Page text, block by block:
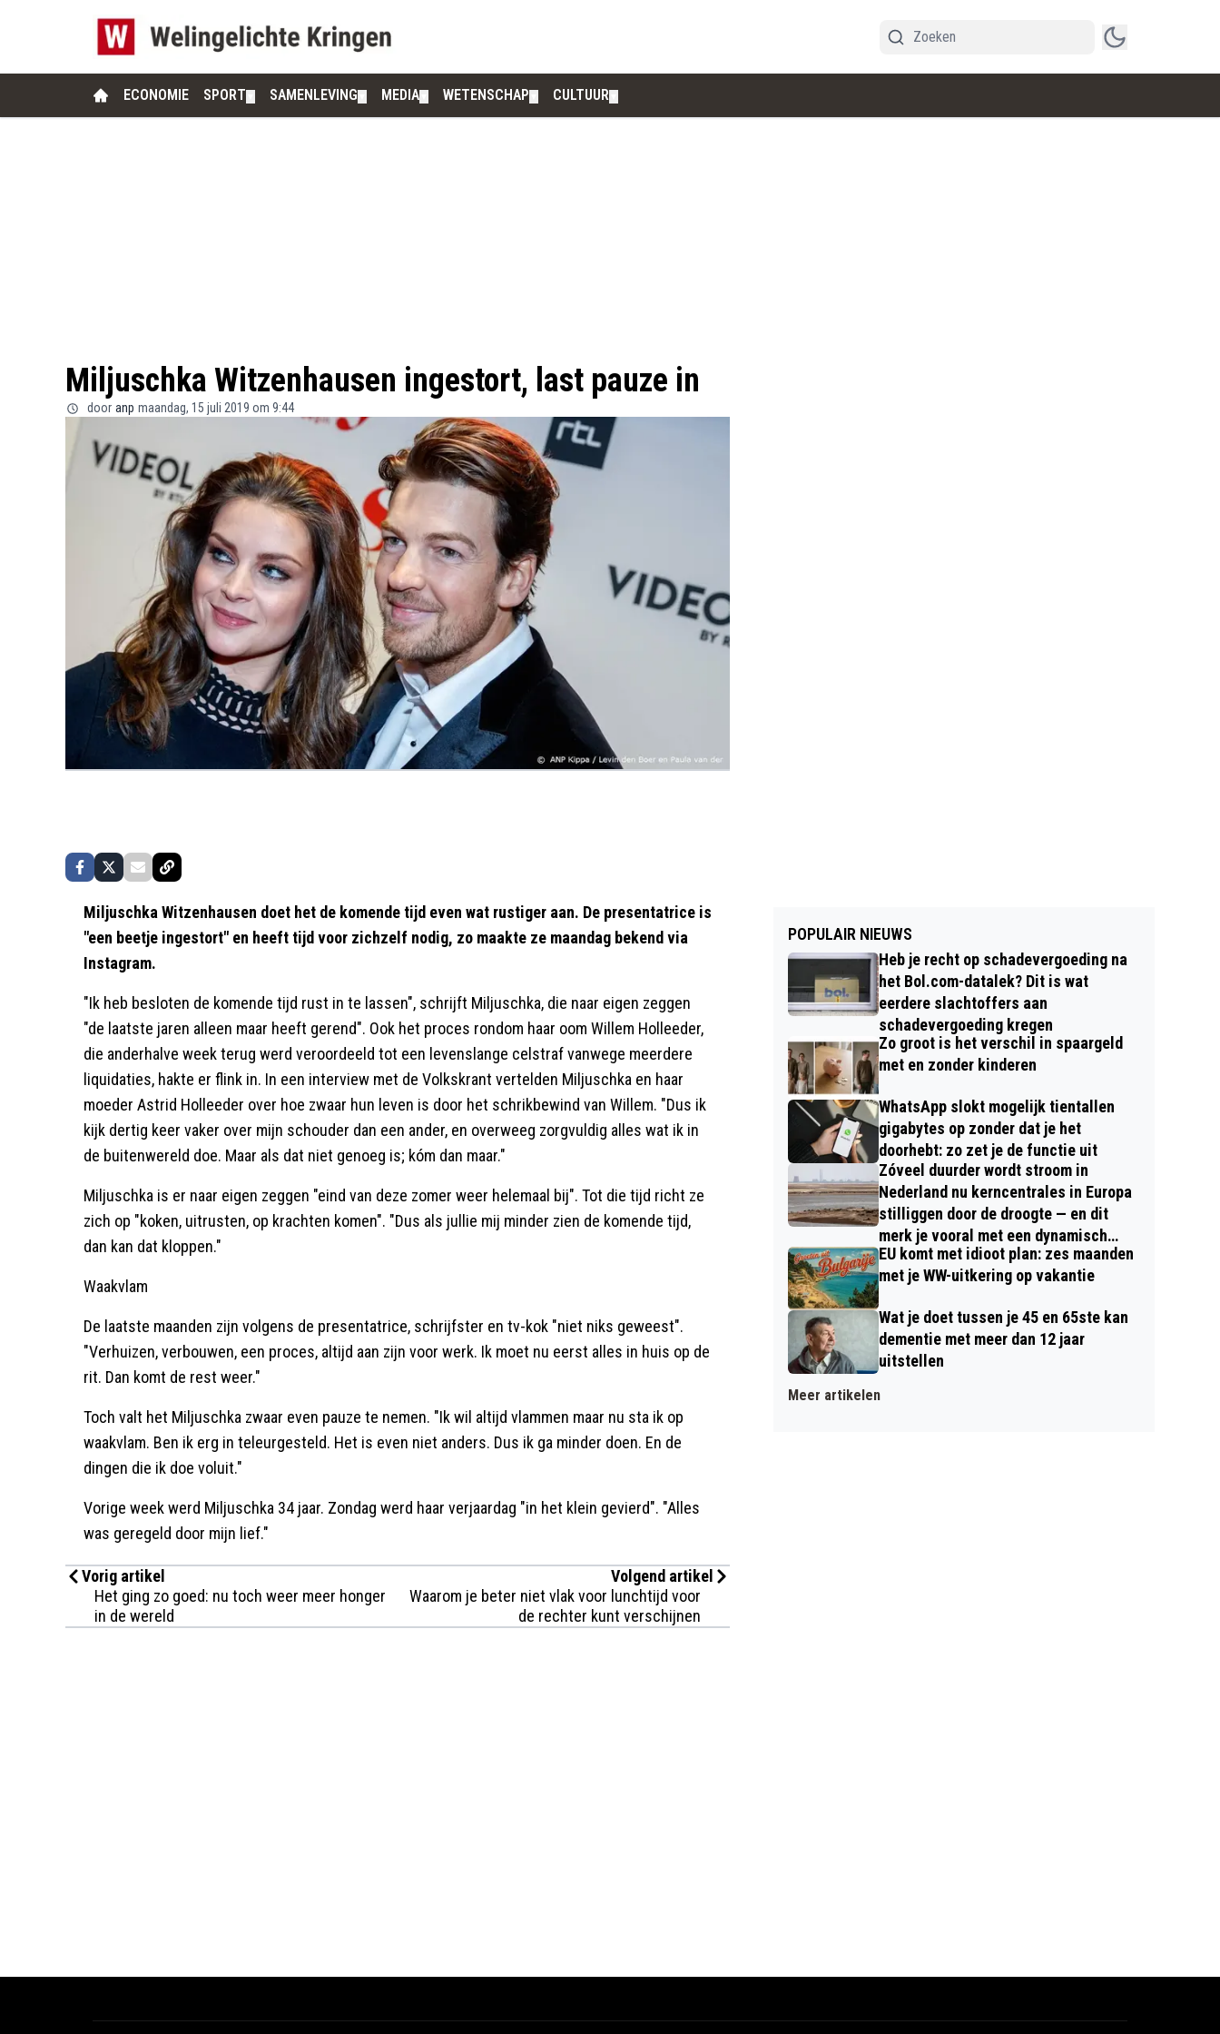
ECONOMIE SPORT SAMENLEVING MEDIA WETENSCHAP CULTUUR
Miljuschka Witzenhausen ingestort, last pauze in
door anp maandag, 15 juli 2019 om 9:44
Miljuschka Witzenhausen doet het de komende tijd even wat rustiger aan. De presentatrice is
"een beetje ingestort" en heeft tijd voor zichzelf nodig, zo maakte ze maandag bekend via
Instagram.
"Ik heb besloten de komende tijd rust in te lassen", schrijft Miljuschka, die naar eigen zeggen
"de laatste jaren alleen maar heeft gerend". Ook het proces rondom haar oom Willem Holleeder,
die anderhalve week terug werd veroordeeld tot een levenslange celstraf vanwege meerdere
liquidaties, hakte er flink in. In een interview met de Volkskrant vertelden Miljuschka en haar
moeder Astrid Holleeder over hoe zwaar hun leven is door het schrikbewind van Willem. "Dus ik
kijk dertig keer vaker over mijn schouder dan een ander, en overweeg zorgvuldig alles wat ik in
de buitenwereld doe. Maar als dat niet genoeg is; kóm dan maar."
Miljuschka is er naar eigen zeggen "eind van deze zomer weer helemaal bij". Tot die tijd richt ze
zich op "koken, uitrusten, op krachten komen". "Dus als jullie mij minder zien de komende tijd,
dan kan dat kloppen."
Waakvlam
De laatste maanden zijn volgens de presentatrice, schrijfster en tv-kok "niet niks geweest".
"Verhuizen, verbouwen, een proces, altijd aan zijn voor werk. Ik moet nu eerst alles in huis op de
rit. Dan komt de rest weer."
Toch valt het Miljuschka zwaar even pauze te nemen. "Ik wil altijd vlammen maar nu sta ik op
waakvlam. Ben ik erg in teleurgesteld. Het is even niet anders. Dus ik ga minder doen. En de
dingen die ik doe voluit."
Vorige week werd Miljuschka 34 jaar. Zondag werd haar verjaardag "in het klein gevierd". "Alles
was geregeld door mijn lief."
Vorig artikel
Het ging zo goed: nu toch weer meer honger
in de wereld
Volgend artikel
Waarom je beter niet vlak voor lunchtijd voor
de rechter kunt verschijnen
POPULAIR NIEUWS
Heb je recht op schadevergoeding na
het Bol.com-datalek? Dit is wat
eerdere slachtoffers aan
schadevergoeding kregen
Zo groot is het verschil in spaargeld
met en zonder kinderen
WhatsApp slokt mogelijk tientallen
gigabytes op zonder dat je het
doorhebt: zo zet je de functie uit
Zóveel duurder wordt stroom in
Nederland nu kerncentrales in Europa
stilliggen door de droogte — en dit
merk je vooral met een dynamisch
contract
EU komt met idioot plan: zes maanden
met je WW-uitkering op vakantie
Wat je doet tussen je 45 en 65ste kan
dementie met meer dan 12 jaar
uitstellen
Meer artikelen